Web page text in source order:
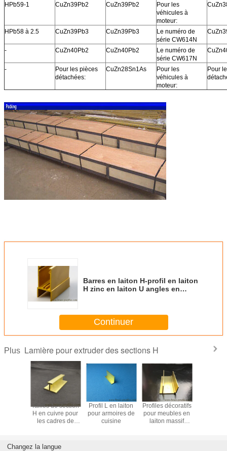
HPb59-1 CuZn39Pb2 CuZn39Pb2
Pour les
véhicules à
moteur:
HPb58 à 2.5 CuZn39Pb3 CuZn39Pb3
Le numéro de
série CW614N
- CuZn40Pb2 CuZn40Pb2
Le numéro de
série CW617N
-
Pour les pièces
détachées:
CuZn28Sn1As
Pour les
véhicules à
moteur:
Pour
Barres en laiton H-profil en laiton
H zinc en laiton U angles en
Continuer
Plus Lamière pour extruder des sections H
Tailles de section
H en cuivre pour
les cadres de
décoration
Profil L en laiton
pour armoires de
cuisine
Profiles décoratifs
pour meubles en
laiton massif
Changez la langue